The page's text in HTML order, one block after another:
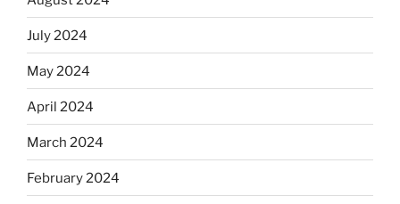
July 2024
May 2024
April 2024
March 2024
February 2024